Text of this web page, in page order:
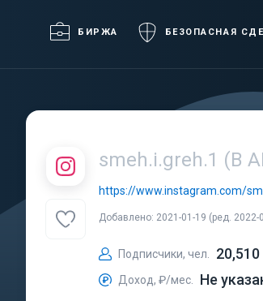
БИРЖА БЕЗОПАСНАЯ
smeh.i.greh.1 (В
https://www.instagram.com/
Добавлено: 2021-01-19 (ред. 2022-
Подписчики, чел. 20,510
Доход, ₽/мес. Не